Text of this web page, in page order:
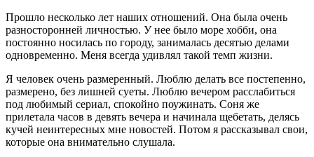
Прошло несколько лет наших отношений. Она была очень
разносторонней личностью. У нее было море хобби, она
постоянно носилась по городу, занималась десятью делами
одновременно. Меня всегда удивлял такой темп жизни.
Я человек очень размеренный. Люблю делать все постепенно,
размерено, без лишней суеты. Люблю вечером расслабиться
под любимый сериал, спокойно поужинать. Соня же
прилетала часов в девять вечера и начинала щебетать, делясь
кучей неинтересных мне новостей. Потом я рассказывал свои,
которые она внимательно слушала.